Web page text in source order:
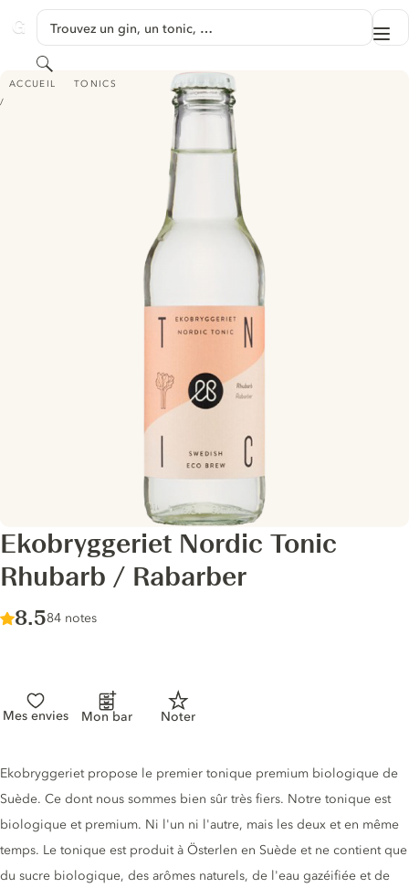
GINVENTORY
Trouvez un gin, un tonic, …
Rechercher
ACCUEIL TONICS
EKOBRYGGERIET NORDIC TONIC RHUBARB / RABARBER
Ekobryggeriet Nordic Tonic
Rhubarb / Rabarber
Score :
8.5/ 10
84 notes
Mes envies Mon bar Noter
Description du tonic
Ekobryggeriet propose le premier tonique premium biologique de
Suède. Ce dont nous sommes bien sûr très fiers. Notre tonique est
biologique et premium. Ni l'un ni l'autre, mais les deux et en même
temps. Le tonique est produit à Österlen en Suède et ne contient que
du sucre biologique, des arômes naturels, de l'eau gazéifiée et de